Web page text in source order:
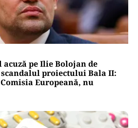
pe Ilie Bolojan de
proiectului Bala II:
Europeană, nu